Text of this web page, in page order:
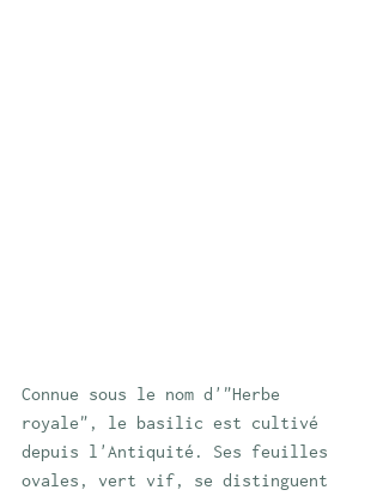
Connue sous le nom d'"Herbe
royale", le basilic est cultivé
depuis l'Antiquité. Ses feuilles
ovales, vert vif, se distinguent